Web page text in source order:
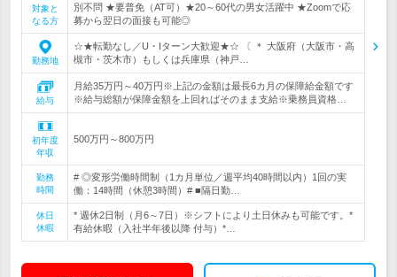
対象と
なる方
別不問 ★要普免（AT可）★20～60代の男女活躍中 ★Zoomで応
募から翌日の面接も可能◎
勤務地
☆★転勤なし／U・Iターン大歓迎★☆ 〔 ＊ 大阪府（大阪市・高
槻市・茨木市）もしくは兵庫県（神戸…
給与
月給35万円～40万円※上記の金額は最長6カ月の保障給金額です
※給与総額が保障金額を上回ればそのまま支給※乗務員資格…
初年度
年収
500万円～800万円
勤務
時間
# ◎変形労働時間制（1カ月単位／週平均40時間以内）1回の実
働：14時間（休憩3時間）# ■隔日勤…
休日
休暇
* 週休2日制（月6～7日）※シフトにより土日休みも可能です。*
有給休暇（入社半年後以降 付与）*…